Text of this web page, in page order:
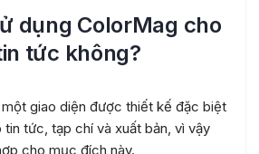
dụng ColorMag cho
tức không?
giao diện được thiết kế đặc biệt
tức, tạp chí và xuất bản, vì vậy
cho mục đích này.